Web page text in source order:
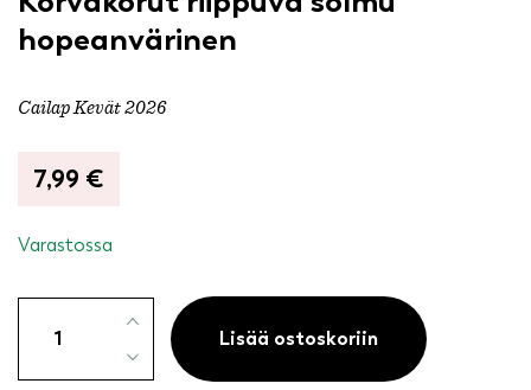
hopeanvärinen
Cailap Kevät 2026
7,99 €
Varastossa
riippuva
Lisää ostoskoriin